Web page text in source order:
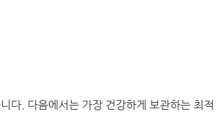
다. 다음에서는 가장 건강하게 보관하는 최적